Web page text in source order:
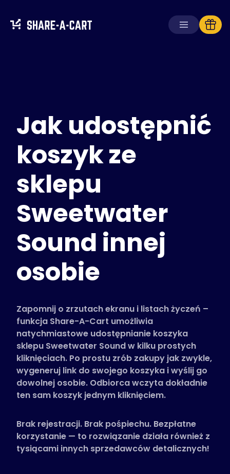
Rozwiązania
Dla konsumentów
Dla szkół
Dla firm
Zaloguj się
Obsługiwane sklepy
Często zadawane pytania
Poradniki
Polski (Polish)
Jak udostępnić
koszyk ze
sklepu
Sweetwater
Sound innej
osobie
Zapomnij o zrzutach ekranu i listach życzeń –
funkcja Share-A-Cart umożliwia
natychmiastowe udostępnianie koszyka
sklepu Sweetwater Sound w kilku prostych
kliknięciach. Po prostu zrób zakupy jak zwykle,
wygeneruj link do swojego koszyka i wyślij go
dowolnej osobie. Odbiorca wczyta dokładnie
ten sam koszyk jednym kliknięciem.
Brak rejestracji. Brak pośpiechu. Bezpłatne
korzystanie — to rozwiązanie działa również z
tysiącami innych sprzedawców detalicznych!